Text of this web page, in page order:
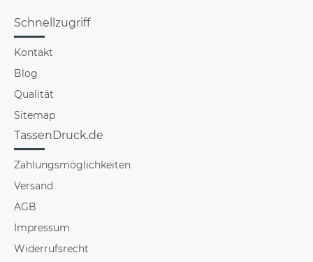
Schnellzugriff
Kontakt
Blog
Qualität
Sitemap
TassenDruck.de
Zahlungsmöglichkeiten
Versand
AGB
Impressum
Widerrufsrecht